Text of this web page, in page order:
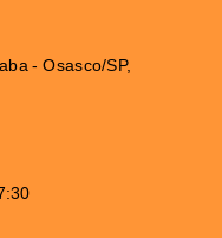
- Osasco/SP,